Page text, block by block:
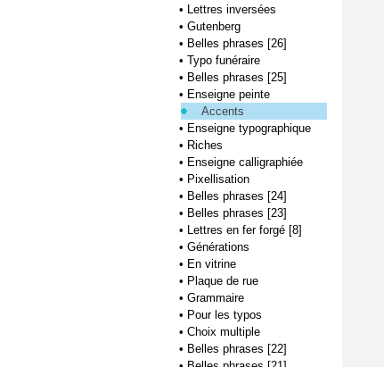
• Lettres inversées
• Gutenberg
• Belles phrases [26]
• Typo funéraire
• Belles phrases [25]
• Enseigne peinte
Accents
• Enseigne typographique
• Riches
• Enseigne calligraphiée
• Pixellisation
• Belles phrases [24]
• Belles phrases [23]
• Lettres en fer forgé [8]
• Générations
• En vitrine
• Plaque de rue
• Grammaire
• Pour les typos
• Choix multiple
• Belles phrases [22]